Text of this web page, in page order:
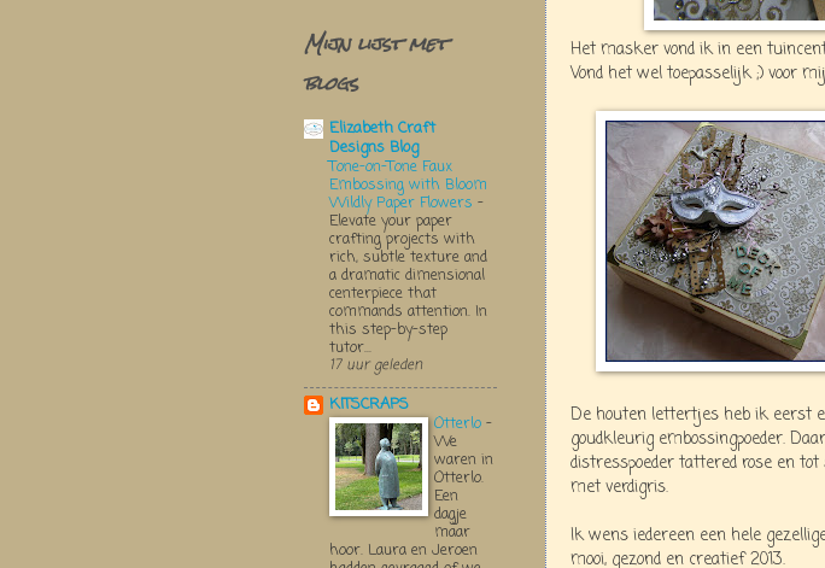
Het masker vond ik in een
Vond het wel toepasselijk ;) voor
De houten lettertjes heb ik eerst
goudkleurig embossingpoeder.
distresspoeder tattered rose en
met verdigris.
Ik wens iedereen een hele
mooi, gezond en creatief 2013.
Mijn lijst met
blogs
Elizabeth Craft
Designs Blog
Tone-on-Tone Faux
Embossing with Bloom
Wildly Paper Flowers -
Elevate your paper
crafting projects with
rich, subtle texture and
a dramatic dimensional
centerpiece that
commands attention. In
this step-by-step
tutor...
17 uur geleden
KITSCRAPS
Otterlo -
We
waren in
Otterlo.
Een
dagje
maar
hoor. Laura en Jeroen